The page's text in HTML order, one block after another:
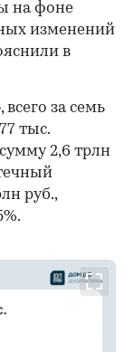
на фоне
изменений
в
за семь
тыс.
2,6 трлн
руб.,